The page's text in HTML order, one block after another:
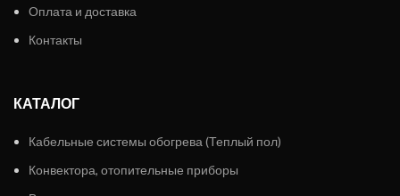
Оплата и доставка
Контакты
КАТАЛОГ
Кабельные системы обогрева (Теплый пол)
Конвектора, отопительные приборы